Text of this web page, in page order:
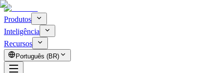
Produtos
Inteligência
Recursos
Português (BR)